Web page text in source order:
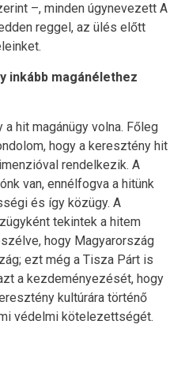
–, minden úgynevezett A
reggel, az ülés előtt
inkább magánélethez
a hit magánügy volna. Főleg
hogy a keresztény hit
rendelkezik. A
van, ennélfogva a hitünk
és így közügy. A
tekintek a hitem
hogy Magyarország
ezt még a Tisza Párt is
a kezdeményezését, hogy
kultúrára történő
védelmi kötelezettségét.